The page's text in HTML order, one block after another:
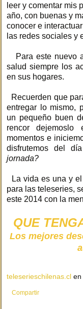
leer y comentar mis
año, con buenas y
conocer e
las redes sociales y
Para este nuevo
salud siempre los
en sus hogares.
Recuerden que
entregar lo mismo,
un pequeño buen
rencor
momentos e
disfrutemos del
jornada?
La vida es una y
para las teleseries,
este 2014 con la
QUE
Los mejores
teleserieschilenas.cl en
Compartir